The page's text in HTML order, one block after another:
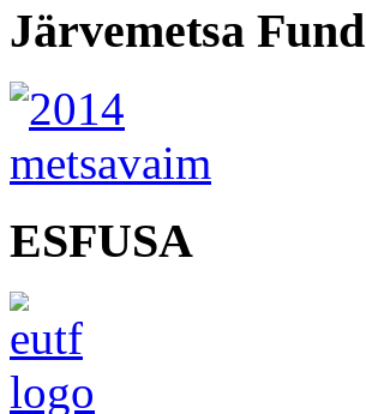
Järvemetsa Fund
ESFUSA